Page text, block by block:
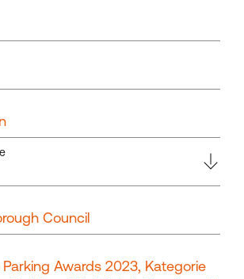
Council
Awards 2023, Kategorie